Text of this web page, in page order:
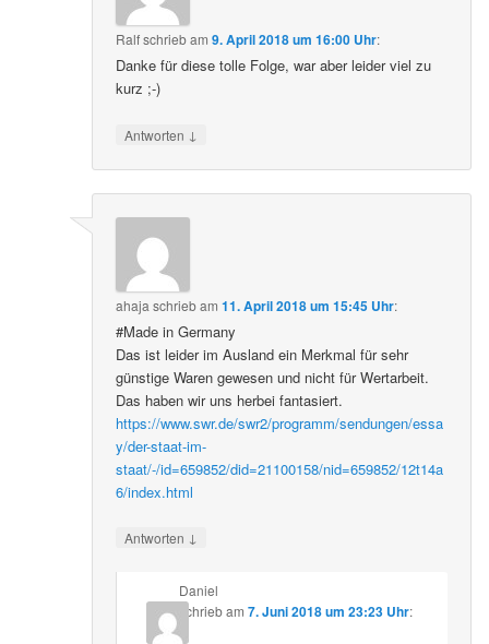
Ralfschriebam9. April 2018 um 16:00 Uhr:
Danke für diese tolle Folge, war aber leider viel zu
kurz ;-)
Antworten ↓
ahaja schriebam11. April 2018 um 15:45 Uhr:
#Made in Germany
Das ist leider im Ausland ein Merkmal für sehr
günstige Waren gewesen und nicht für Wertarbeit.
Das haben wir uns herbei fantasiert.
https://www.swr.de/swr2/programm/sendungen/essa
y/der-staat-im-
staat/-/id=659852/did=21100158/nid=659852/12t14a
6/index.html
Antworten ↓
Daniel
schriebam 7. Juni 2018 um 23:23 Uhr: